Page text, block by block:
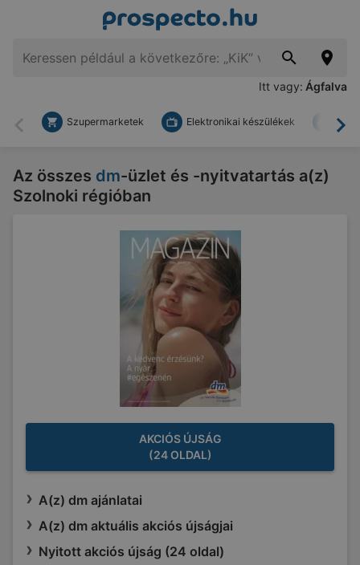
Itt vagy: Ágfalva
Vissza
Szupermarketek Elektronikai készülékek
Az összes dm-üzlet és -nyitvatartás a(z)
Szolnoki régióban
AKCIÓS ÚJSÁG
(24 OLDAL)
A(z) dm ajánlatai
A(z) dm aktuális akciós újságjai
Nyitott akciós újság (24 oldal)